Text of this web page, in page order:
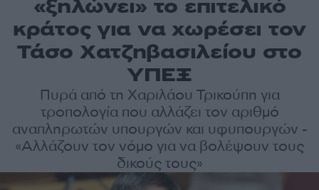
«ξηλώνει» το επιτελικό
κράτος για να χωρέσει τον
Τάσο Χατζηβασιλείου στο
ΥΠΕΞ
Πυρά από τη Χαριλάου Τρικούπη για
τροπολογία που αλλάζει τον αριθμό
αναπληρωτών υπουργών και υφυπουργών -
«Αλλάζουν τον νόμο για να βολέψουν τους
δικούς τους»